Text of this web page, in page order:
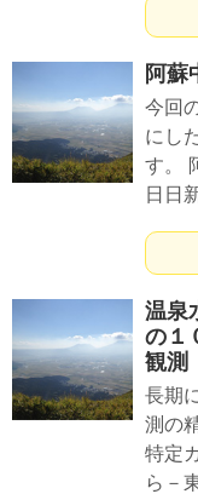
阿蘇
今回
にし
す。
日日
温泉
の１
観測
長期
測の
特定
ら－